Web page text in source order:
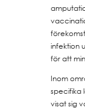
infektion
för att
Inom
specifika
visat sig